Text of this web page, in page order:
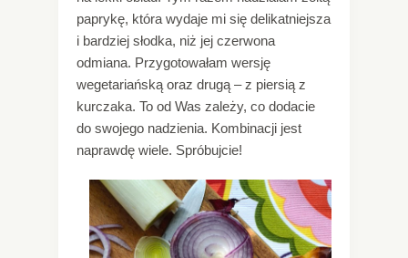
paprykę, która wydaje mi się delikatniejsza
i bardziej słodka, niż jej czerwona
odmiana. Przygotowałam wersję
wegetariańską oraz drugą – z piersią z
kurczaka. To od Was zależy, co dodacie
do swojego nadzienia. Kombinacji jest
naprawdę wiele. Spróbujcie!